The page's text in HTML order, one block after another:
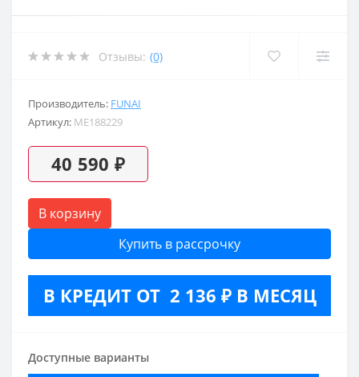
Отзывы: (0)
Производитель: FUNAI
Артикул: ME188229
40 590 ₽
В корзину
Купить в рассрочку
В КРЕДИТ ОТ 2 136 ₽ В МЕСЯЦ
Доступные варианты